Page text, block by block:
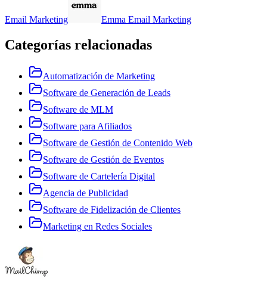
Email Marketing Emma Email Marketing
Categorías relacionadas
Automatización de Marketing
Software de Generación de Leads
Software de MLM
Software para Afiliados
Software de Gestión de Contenido Web
Software de Gestión de Eventos
Software de Cartelería Digital
Agencia de Publicidad
Software de Fidelización de Clientes
Marketing en Redes Sociales